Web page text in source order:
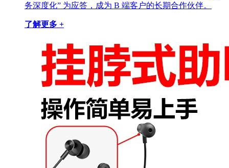
务深度化” 为应答，成为 B 端客户的长期合作伙伴。
了解更多 +